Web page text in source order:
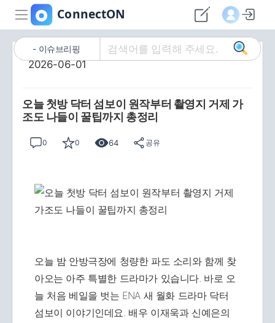
이슈브리핑
2026-06-01
오늘 첫방 닥터 섬보이 원작부터 촬영지 거제 가
조도 나들이 꿀팁까지 총정리
0 0 64 공유
오늘 밤 안방극장에 청량한 파도 소리와 함께 찾
아오는 아주 특별한 드라마가 있습니다. 바로 오
늘 처음 베일을 벗는 ENA 새 월화 드라마 닥터
섬보이 이야기인데요. 배우 이재욱과 신예은의